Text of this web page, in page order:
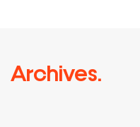
Archives.